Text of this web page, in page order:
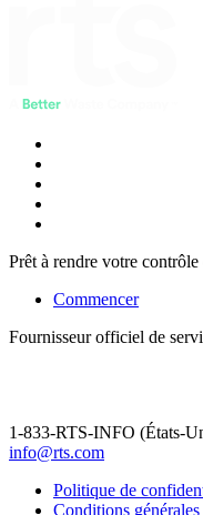
Prêt à rendre votre
Commencer
Fournisseur officiel de
1-833-RTS-INFO (États-
info@rts.com
Politique de
Conditions